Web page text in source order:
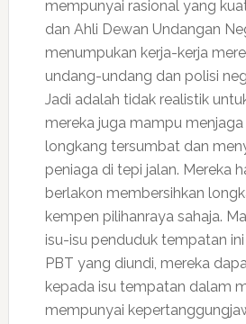
mempunyai rasional yang
dan Ahli Dewan Undangan
menumpukan kerja-kerja
undang-undang dan polisi
Jadi adalah tidak realistik
mereka juga mampu
longkang tersumbat dan
peniaga di tepi jalan. Mereka
berlakon membersihkan
kempen pilihanraya sahaja.
isu-isu penduduk tempatan
PBT yang diundi, mereka
kepada isu tempatan dalam
mempunyai